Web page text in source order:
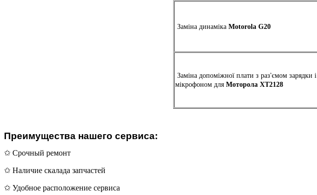
Заміна динаміка Motorola G20
Заміна допоміжної плати з раз'ємом зарядки і
мікрофоном для Моторола XT2128
Преимущества нашего сервиса:
✩ Срочный ремонт
✩ Наличие скалада запчастей
✩ Удобное расположение сервиса